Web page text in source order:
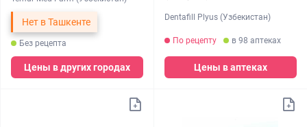
Нет в Ташкенте
Без рецепта
Цены в других городах
Dentafill Plyus (Узбекистан)
По рецепту в 98 аптеках
Цены в аптеках